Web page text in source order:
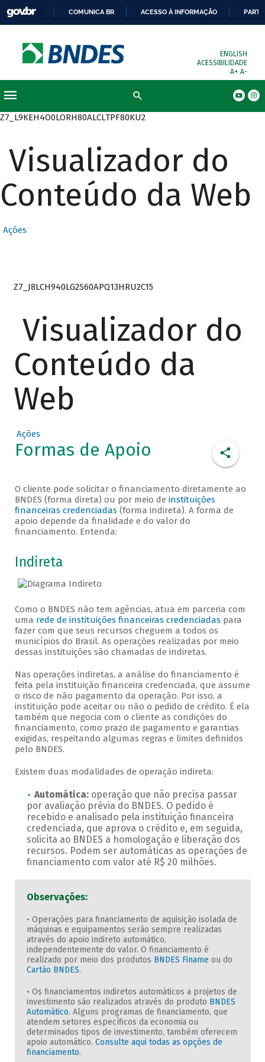
COMUNICA BR ACESSO À INFORMAÇÃO
ENGLISH
ACESSIBILIDADE
A+ A-
Z7_L9KEH4O0LORH80ALCLTPF80KU2
Visualizador do
Conteúdo da Web
Ações
Z7_J8LCH940LG2S60APQ13HRU2C15
Visualizador do
Conteúdo da
Web
Ações
Formas de Apoio
O cliente pode solicitar o financiamento diretamente ao
BNDES (forma direta) ou por meio de instituições
financeiras credenciadas (forma indireta). A forma de
apoio depende da finalidade e do valor do
financiamento. Entenda:
Veja como solicitar
Indireta
Como o BNDES não tem agências, atua em parceria com
uma rede de instituições financeiras credenciadas para
fazer com que seus recursos cheguem a todos os
municípios do Brasil. As operações realizadas por meio
dessas instituições são chamadas de indiretas.
Nas operações indiretas, a análise do financiamento é
feita pela instituição financeira credenciada, que assume
o risco de não pagamento da operação. Por isso, a
instituição pode aceitar ou não o pedido de crédito. É ela
também que negocia com o cliente as condições do
financiamento, como prazo de pagamento e garantias
exigidas, respeitando algumas regras e limites definidos
pelo BNDES.
Existem duas modalidades de operação indireta:
Automática: operação que não precisa passar
por avaliação prévia do BNDES. O pedido é
recebido e analisado pela instituição financeira
credenciada, que aprova o crédito e, em seguida,
solicita ao BNDES a homologação e liberação dos
recursos. Podem ser automáticas as operações de
financiamento com valor até R$ 20 milhões.
Observações:
• Operações para financiamento de aquisição isolada de
máquinas e equipamentos serão sempre realizadas
através do apoio indireto automático,
independentemente do valor. O financiamento é
realizado por meio dos produtos BNDES Finame ou do
Cartão BNDES.
• Os financiamentos indiretos automáticos a projetos de
investimento são realizados através do produto BNDES
Automático. Alguns programas de financiamento, que
atendem setores específicos da economia ou
determinados tipos de investimento, também oferecem
apoio automático. Consulte aqui todas as opções de
financiamento.